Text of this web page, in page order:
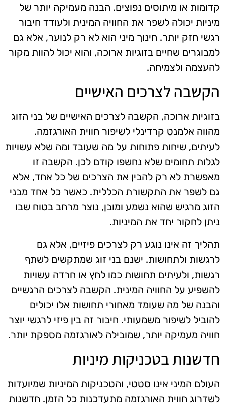
קדומות או מיתוסים נפוצים. הבנה מעמיקה יותר של
מיניות יכולה לשפר את החוויה המינית ולעודד חיבור
רגשי חזק יותר. חינוך מיני הוא לא רק לנוער, אלא גם
למבוגרים שחיים בזוגיות ארוכה, והוא יכול להוות מקור
להעצמה ולצמיחה.
הקשבה לצרכים האישיים
בזוגיות ארוכה, הקשבה לצרכים האישיים של בני הזוג
מהווה אלמנט קרדינלי לשיפור חווית האורגזמה.
לעיתים, שיחות פתוחות על מה שעובד ומה שלא עשויות
לגלות תחומים שלא נחשפו קודם לכן. הקשבה זו
מאפשרת לא רק להבין את הצרכים של כל אחד, אלא
גם לשפר את התקשורת הכללית. כאשר כל אחד מבני
הזוג מרגיש שהוא נשמע ומובן, נוצר מרחב בטוח שבו
ניתן לחקור יחד את המיניות.
תהליך זה אינו נוגע רק לצרכים פיזיים, אלא גם
לרגשות ולתחושות. ישנם בני זוג שמתקשים לשתף
רגשות, ולעיתים תחושות כמו לחץ או חרדה עשויות
להשפיע על החוויה המינית. הקשבה לצרכים הרגשיים
והבנה של מה שעומד מאחורי תחושות אלו יכולים
להוביל לשיפור משמעותי. חיבור זה בין פיזי לרגשי יוצר
חוויה מעמיקה יותר, שמובילה לאורגזמה מספקת יותר.
חדשנות בטכניקות מיניות
העולם המיני אינו סטטי, והטכניקות המיניות שמיועדות
לשדרוג חווית האורגזמה מתעדכנות כל הזמן. חדשנות